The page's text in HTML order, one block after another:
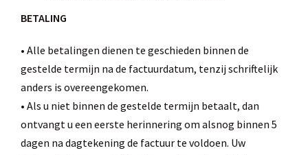
BETALING
• Alle betalingen dienen te geschieden binnen de
gestelde termijn na de factuurdatum, tenzij schriftelijk
anders is overeengekomen.
• Als u niet binnen de gestelde termijn betaalt, dan
ontvangt u een eerste herinnering om alsnog binnen 5
dagen na dagtekening de factuur te voldoen. Uw